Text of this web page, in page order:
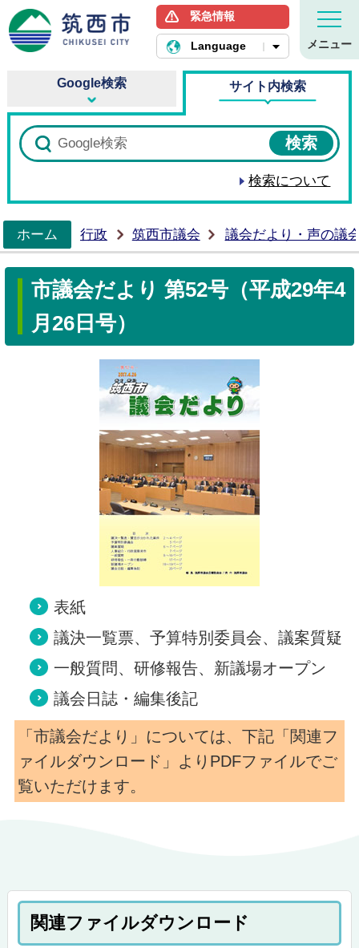
筑西市ホームページ
緊急情報
Language メニュー
Google検索 サイト内検索
検索について
ホーム
行政 筑西市議会 議会だより・声の議
市議会だより 第52号（平成29年4
月26日号）
表紙
議決一覧票、予算特別委員会、議案質疑
一般質問、研修報告、新議場オープン
議会日誌・編集後記
「市議会だより」については、下記「関連フ
ァイルダウンロード」よりPDFファイルでご
覧いただけます。
関連ファイルダウンロード